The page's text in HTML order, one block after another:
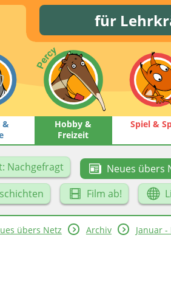
für
&
Hobby &
Freizeit
Spiel &
Nachgefragt Neues übers
Film ab!
übers Netz Archiv Januar